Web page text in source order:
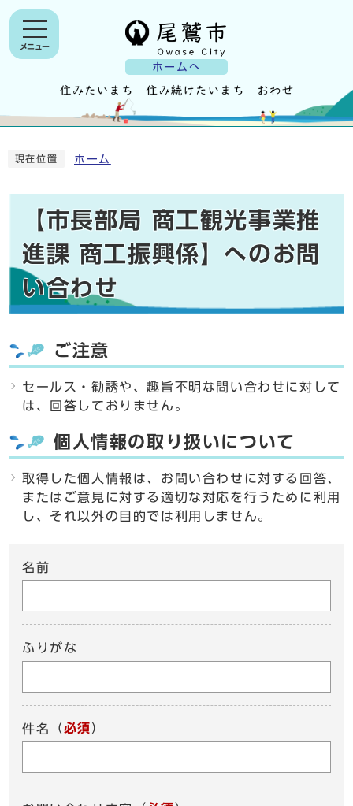
ホームへ
メニュー
現在位置 ホーム
【市長部局 商工観光事業推
進課 商工振興係】へのお問
い合わせ
ご注意
セールス・勧誘や、趣旨不明な問い合わせに対して
は、回答しておりません。
個人情報の取り扱いについて
取得した個人情報は、お問い合わせに対する回答、
またはご意見に対する適切な対応を行うために利用
し、それ以外の目的では利用しません。
名前
ふりがな
件名 （必須）